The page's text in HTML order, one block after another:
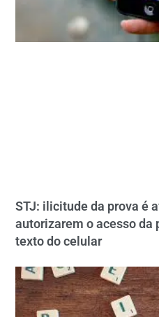
STJ: ilicitude da prova é
autorizarem o acesso da
texto do celular